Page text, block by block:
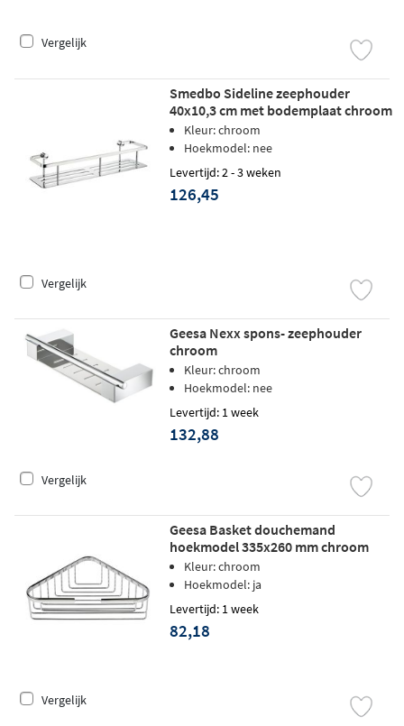
Vergelijk
Smedbo Sideline zeephouder
40x10,3 cm met bodemplaat chroom
Kleur: chroom
Hoekmodel: nee
Levertijd: 2 - 3 weken
126,45
Vergelijk
Geesa Nexx spons- zeephouder
chroom
Kleur: chroom
Hoekmodel: nee
Levertijd: 1 week
132,88
Vergelijk
Geesa Basket douchemand
hoekmodel 335x260 mm chroom
Kleur: chroom
Hoekmodel: ja
Levertijd: 1 week
82,18
Vergelijk